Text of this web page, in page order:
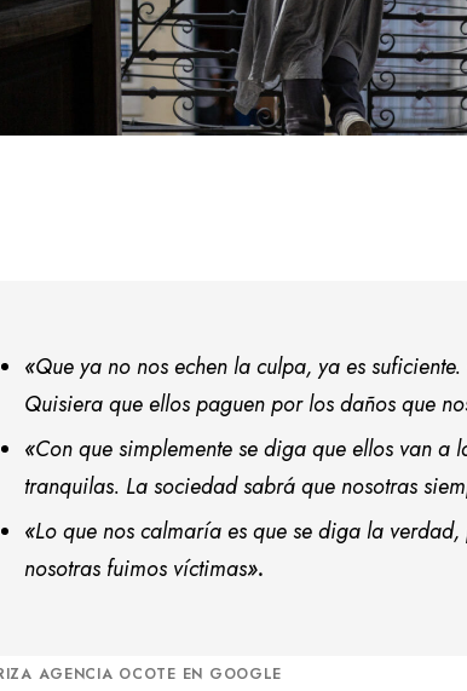
«Que ya no nos echen la culpa, ya es
Quisiera que ellos paguen por los daños que
«Con que simplemente se diga que ellos van a
tranquilas. La sociedad sabrá que nosotras
«Lo que nos calmaría es que se diga la
nosotras fuimos víctimas».
AGENCIA OCOTE EN GOOGLE